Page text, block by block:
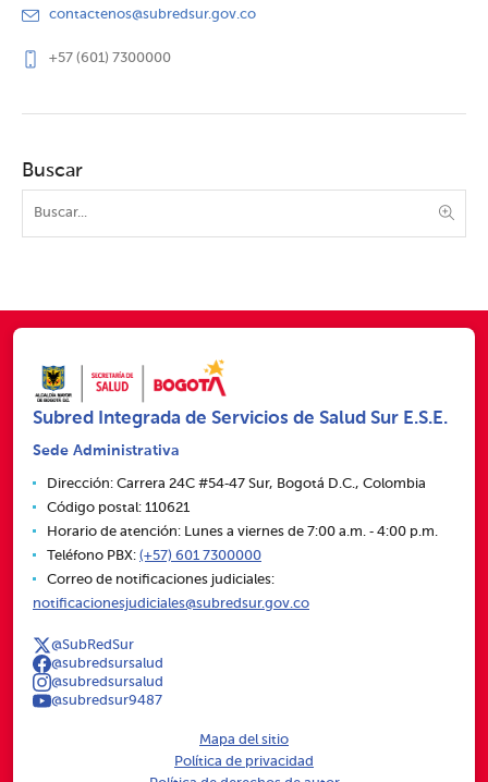
contactenos@subredsur.gov.co
+57 (601) 7300000
Buscar
Subred Integrada de Servicios de Salud Sur E.S.E.
Sede Administrativa
Dirección: Carrera 24C #54‑47 Sur, Bogotá D.C., Colombia
Código postal: 110621
Horario de atención: Lunes a viernes de 7:00 a.m. ‑ 4:00 p.m.
Teléfono PBX: (+57) 601 7300000
Correo de notificaciones judiciales:
notificacionesjudiciales@subredsur.gov.co
@SubRedSur
@subredsursalud
@subredsursalud
@subredsur9487
Mapa del sitio
Política de privacidad